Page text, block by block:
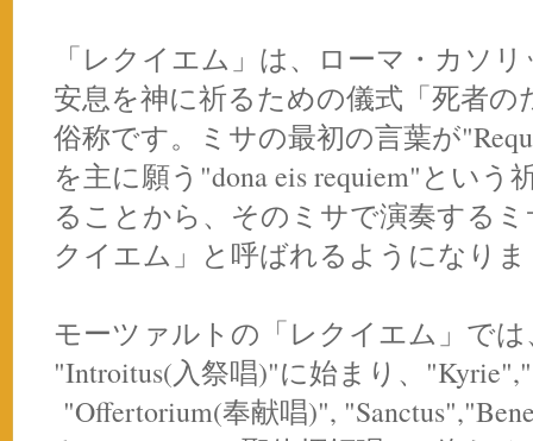
「レクイエム」は、ローマ・カソ
安息を神に祈るための儀式「死者
俗称です。ミサの最初の言葉が
を主に願う"dona eis requiem"とい
ることから、そのミサで演奏する
クイエム」と呼ばれるようになり
モーツァルトの「レクイエム」で
"Introitus(入祭唱)"に始まり、
"Offertorium(奉献唱)",